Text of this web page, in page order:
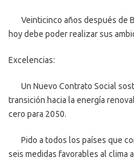
Veinticinco años después de
hoy debe poder realizar sus
Excelencias:
Un Nuevo Contrato Social
transición hacia la energía
cero para 2050.
Pido a todos los países que
seis medidas favorables al clima